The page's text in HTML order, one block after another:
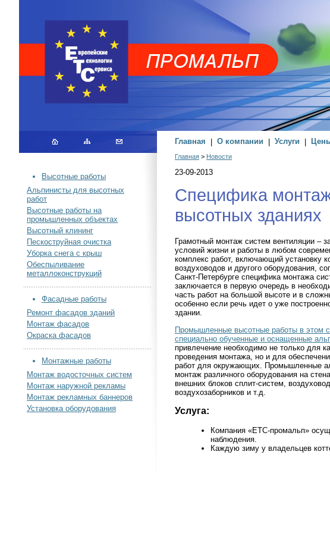
Главная О компании Услуги
Высотные работы
Альпинисты для высотных
работ
Высотные работы на
промышленных объектах
Высотный клининг
Пескоструйная очистка
Уборка снега с крыш
Обеспыливание
металлоконструкций
Фасадные работы
Ремонт фасадов зданий
Монтаж фасадов
Окраска фасадов
Монтажные работы
Монтаж водосточных систем
Монтаж наружной рекламы
Монтаж рекламных баннеров
Установка оборудования
Главная > Новости
23-09-2013
Специфика
высотных зданиях
Грамотный монтаж систем вентиляции –
условий жизни и работы в любом
комплекс работ, включающий установку
воздуховодов и другого оборудования,
Санкт-Петербурге специфика монтажа
заключается в первую очередь в
часть работ на большой высоте и в
особенно если речь идет о уже
здании.
Промышленные высотные работы в этом
специально обученные и оснащенные
привлечение необходимо не только для
проведения монтажа, но и для
работ для окружающих. Промышленные
монтаж различного оборудования на
внешних блоков сплит-систем,
воздухозаборников и т.д.
Услуга:
Компания «ЕТС-промальп»
наблюдения.
Каждую зиму у владельцев